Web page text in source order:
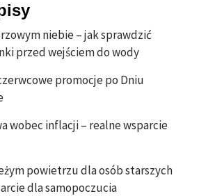
niebie – jak sprawdzić
przed wejściem do wody
promocje po Dniu
wobec inflacji – realne wsparcie
powietrzu dla osób starszych
dla samopoczucia